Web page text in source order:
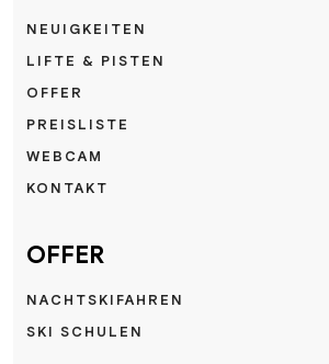
NEUIGKEITEN
LIFTE & PISTEN
OFFER
PREISLISTE
WEBCAM
KONTAKT
OFFER
NACHTSKIFAHREN
SKI SCHULEN